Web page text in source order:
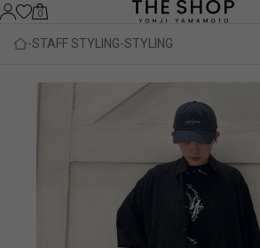
0
STAFF STYLING STYLING